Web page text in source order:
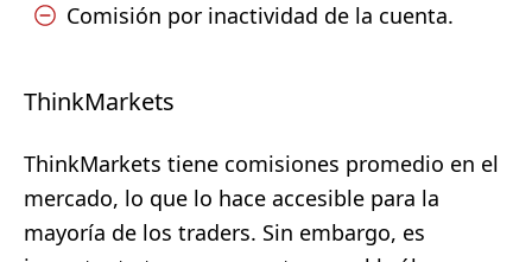
Comisión por inactividad de la cuenta.
ThinkMarkets
ThinkMarkets tiene comisiones promedio en el
mercado, lo que lo hace accesible para la
mayoría de los traders. Sin embargo, es